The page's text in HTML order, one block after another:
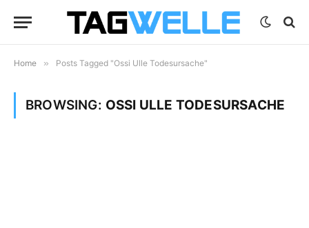
Home » Posts Tagged "Ossi Ulle Todesursache"
BROWSING: OSSI ULLE TODESURSACHE